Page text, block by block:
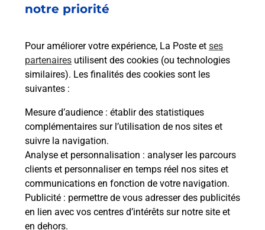
notre priorité
Pour améliorer votre expérience, La Poste et ses
partenaires utilisent des cookies (ou technologies
similaires). Les finalités des cookies sont les
suivantes :
Mesure d’audience : établir des statistiques
complémentaires sur l’utilisation de nos sites et
suivre la navigation.
Analyse et personnalisation : analyser les parcours
clients et personnaliser en temps réel nos sites et
communications en fonction de votre navigation.
Publicité : permettre de vous adresser des publicités
en lien avec vos centres d’intérêts sur notre site et
en dehors.
45110 CHATEAUNEUF SUR LOIRE
Malin !
La Poste
en ligne
Ouvert 24h/24
En savoir plus